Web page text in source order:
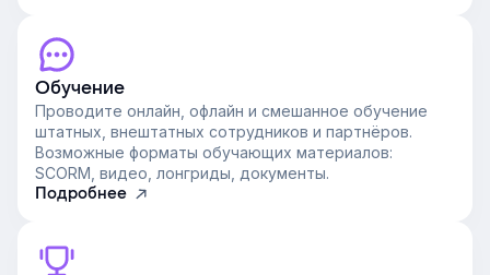
Обучение
Проводите онлайн, офлайн и смешанное обучение
штатных, внештатных сотрудников и партнёров.
Возможные форматы обучающих материалов:
SCORM, видео, лонгриды, документы.
Подробнее